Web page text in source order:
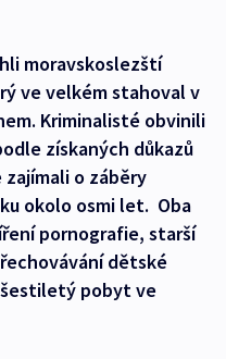
moravskoslezští
ve velkém stahoval v
Kriminalisté obvinili
získaných důkazů
o záběry
okolo osmi let. Oba
pornografie, starší
dětské
pobyt ve